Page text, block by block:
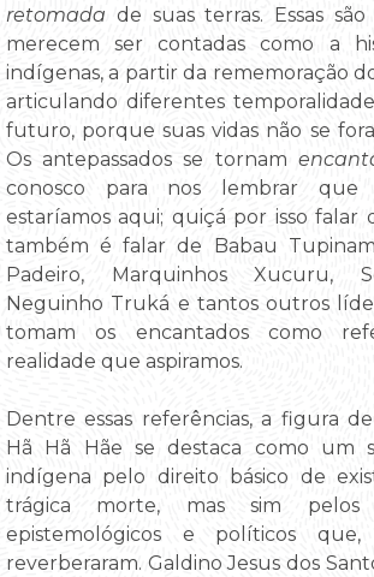
retomada de suas terras. Essas
merecem ser contadas como a
indígenas, a partir da rememoração
articulando diferentes
futuro, porque suas vidas não se
Os antepassados se tornam
conosco para nos lembrar que
estaríamos aqui; quiçá por isso falar
também é falar de Babau
Padeiro, Marquinhos Xucuru,
Neguinho Truká e tantos outros
tomam os encantados como
realidade que aspiramos.
Dentre essas referências, a figura
Hã Hã Hãe se destaca como um
indígena pelo direito básico de
trágica morte, mas sim pelos
epistemológicos e políticos
reverberaram. Galdino Jesus dos